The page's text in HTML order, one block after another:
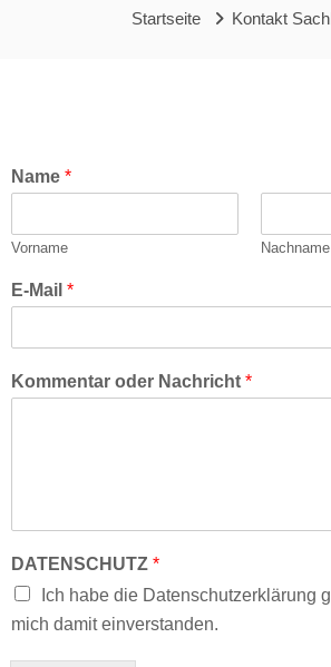
Startseite Kontakt
Name *
Vorname Nachname
E-Mail *
Kommentar oder Nachricht *
DATENSCHUTZ *
Ich habe die Datenschutzerklärung
mich damit einverstanden.